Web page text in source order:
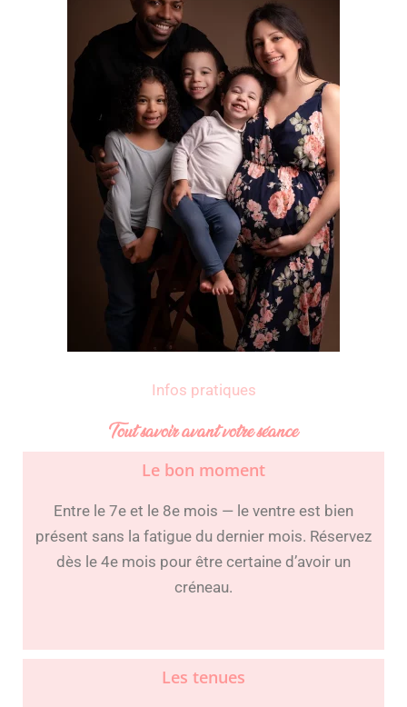
Infos pratiques
Tout savoir avant votre séance
Le bon moment
Entre le 7e et le 8e mois — le ventre est bien
présent sans la fatigue du dernier mois. Réservez
dès le 4e mois pour être certaine d’avoir un
créneau.
Les tenues